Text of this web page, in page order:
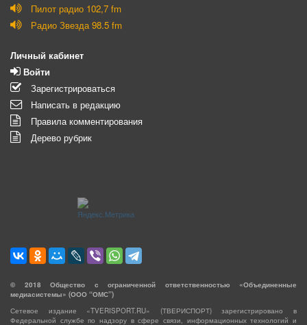
Пилот радио 102,7 fm
Радио Звезда 98.5 fm
Личный кабинет
Войти
Зарегистрироваться
Написать в редакцию
Правила комментирования
Дерево рубрик
© 2018 Общество с ограниченной ответственностью «Объединенные
медиасистемы» (ООО “ОМС”)
Сетевое издание «TVERISPORT.RU» (ТВЕРИСПОРТ) зарегистрировано в
Федеральной службе по надзору в сфере связи, информационных технологий и